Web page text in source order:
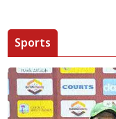
Sports